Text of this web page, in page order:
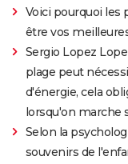
Voici pourquoi les
être vos
Sergio Lopez
plage peut
d'énergie, cela
lorsqu'on marche
Selon la
souvenirs de